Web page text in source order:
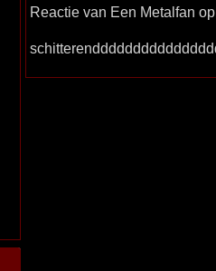
Reactie van Een Metalfan